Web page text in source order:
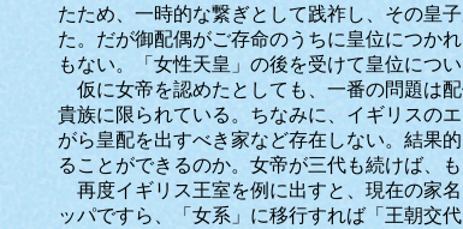
たため、一時的な繋ぎとして践祚し、その皇
た。だが御配偶がご存命のうちに皇位につか
もない。「女性天皇」の後を受けて皇位につ
仮に女帝を認めたとしても、一番の問題は
貴族に限られている。ちなみに、イギリスの
がら皇配を出すべき家など存在しない。結果
ることができるのか。女帝が三代も続けば、
再度イギリス王室を例に出すと、現在の家
ッパですら、「女系」に移行すれば「王朝交